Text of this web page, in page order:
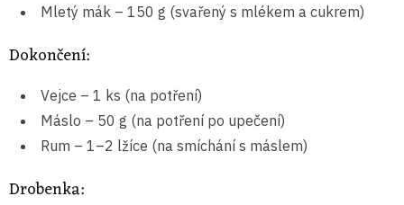
Mletý mák – 150 g (svařený s mlékem a cukrem)
Dokončení:
Vejce – 1 ks (na potření)
Máslo – 50 g (na potření po upečení)
Rum – 1–2 lžíce (na smíchání s máslem)
Drobenka: